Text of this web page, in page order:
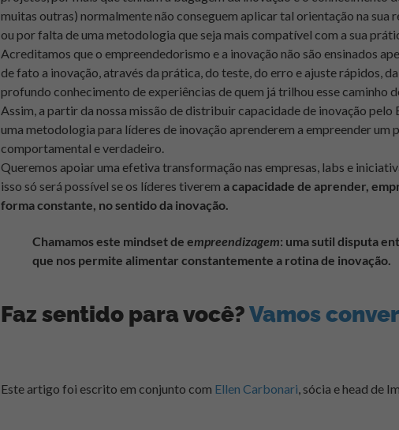
muitas outras) normalmente não conseguem aplicar tal orientação na sua
ou por falta de uma metodologia que seja mais compatível com a sua
Acreditamos que o empreendedorismo e a inovação não são ensinados
de fato a inovação, através da prática, do teste, do erro e ajuste rápidos,
profundo conhecimento de experiências de quem já trilhou esse caminho
Assim, a partir da nossa missão de distribuir capacidade de inovação pelo
uma metodologia para líderes de inovação aprenderem a empreender um
comportamental e verdadeiro.
Queremos apoiar uma efetiva transformação nas empresas, labs e
isso só será possível se os líderes tiverem a capacidade de aprender,
forma constante, no sentido da inovação.
Chamamos este mindset de empreendizagem: uma sutil disputa
que nos permite alimentar constantemente a rotina de inovação.
Faz sentido para você?Vamos
Este artigo foi escrito em conjunto com Ellen Carbonari, sócia e head de